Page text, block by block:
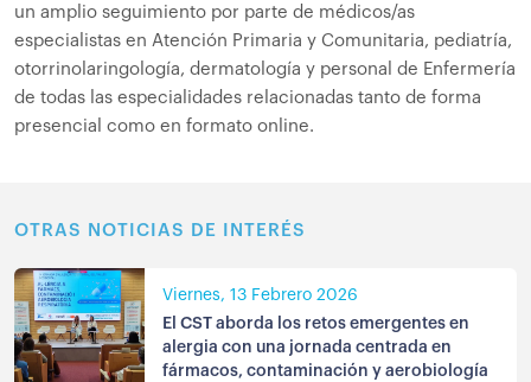
un amplio seguimiento por parte de médicos/as
especialistas en Atención Primaria y Comunitaria, pediatría,
otorrinolaringología, dermatología y personal de Enfermería
de todas las especialidades relacionadas tanto de forma
presencial como en formato online.
OTRAS NOTICIAS DE INTERÉS
Viernes, 13 Febrero 2026
El CST aborda los retos emergentes en
alergia con una jornada centrada en
fármacos, contaminación y aerobiología